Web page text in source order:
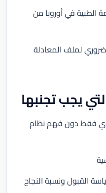
الطبية في أوروبا من
ضروري لملف المعادلة
يجب تجنبها
فقط دون فهم نظام
القبول ونسبة النجاح